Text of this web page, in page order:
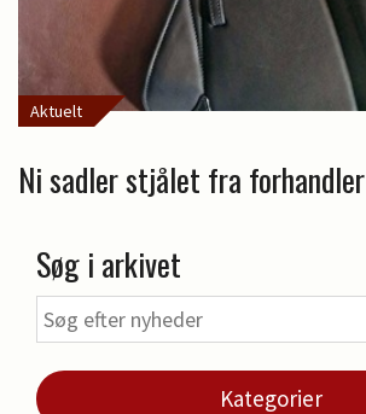
Aktuelt
Ni sadler stjålet fra forhandler
Søg i arkivet
Kategorier